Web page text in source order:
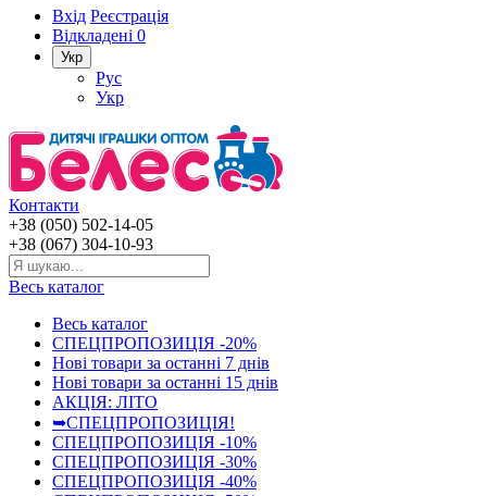
Вхід Реєстрація
Відкладені 0
Укр
Рус
Укр
Контакти
+38 (050) 502-14-05
+38 (067) 304-10-93
Весь каталог
Весь каталог
СПЕЦПРОПОЗИЦІЯ -20%
Нові товари за останнi 7 днiв
Нові товари за останнi 15 днiв
АКЦІЯ: ЛІТО
➥СПЕЦПРОПОЗИЦІЯ!
СПЕЦПРОПОЗИЦІЯ -10%
СПЕЦПРОПОЗИЦІЯ -30%
СПЕЦПРОПОЗИЦІЯ -40%